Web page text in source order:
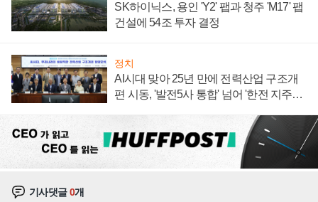
SK하이닉스, 용인 'Y2' 팹과 청주 'M17' 팹
건설에 54조 투자 결정
정치
AI시대 맞아 25년 만에 전력산업 구조개
편 시동, '발전5사 통합' 넘어 '한전 지주사'
기사댓글0개